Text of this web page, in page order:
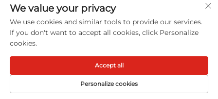
Privacybeleid
Neem contact op
Address: Yuqiao Science Park, 98 Lianfu Road, Jiuting
Town, Songjiang District, Shanghai, China
+86 021 51088836
E-mailadres:[email protected]
We value your privacy
We use cookies and similar tools to provide our services.
If you don't want to accept all cookies, click Personalize
cookies.
Personalize cookies
Accept all